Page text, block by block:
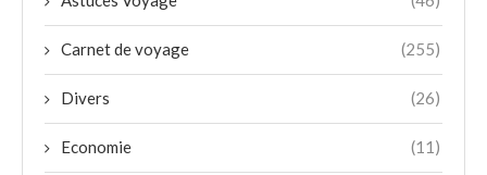
Carnet de voyage (255)
Divers (26)
Economie (11)